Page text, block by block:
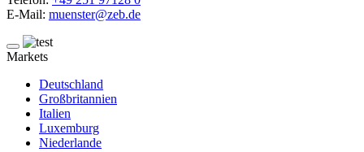
E-Mail: muenster@zeb.de
Markets
Deutschland
Großbritannien
Italien
Luxemburg
Niederlande